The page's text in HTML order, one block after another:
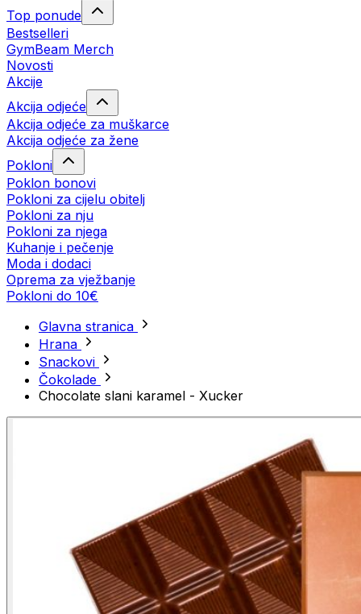
Top ponude
Bestselleri
GymBeam Merch
Novosti
Akcije
Akcija odjeće
Akcija odjeće za muškarce
Akcija odjeće za žene
Pokloni
Poklon bonovi
Pokloni za cijelu obitelj
Pokloni za nju
Pokloni za njega
Kuhanje i pečenje
Moda i dodaci
Oprema za vježbanje
Pokloni do 10€
Glavna stranica
Hrana
Snackovi
Čokolade
Chocolate slani karamel - Xucker